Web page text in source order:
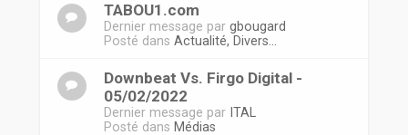
TABOU1.com
Dernier message par gbougard
Posté dans Actualité, Divers...
Downbeat Vs. Firgo Digital -
05/02/2022
Dernier message par ITAL
Posté dans Médias